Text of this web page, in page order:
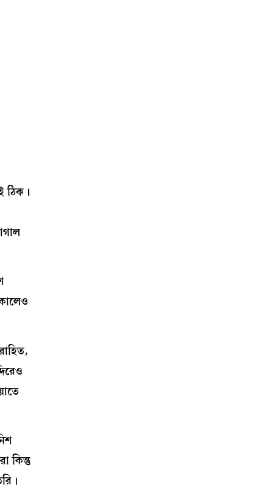
ঠিক।
কিন্তু